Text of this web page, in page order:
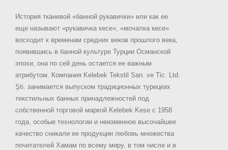
История тканевой «банной рукавички» или как ее
еще называют «рукавичка кесе», «мочалка кесе»
восходит к временам средних веков прошлого века,
появившись в банной культуре Турции Османской
эпохи, она по сей день остается ее важным
атрибутом. Компания Kelebek Tekstil San. ve Tic. Ltd.
Şti. занимается выпуском традиционных турецких
текстильных банных принадлежностей под
собственной торговой маркой Kelebek Kese с 1958
года, особые технологии и неизменное высочайшее
качество сникали ее продукции любовь множества
почитателей Хамам по всему миру, в том числе и в